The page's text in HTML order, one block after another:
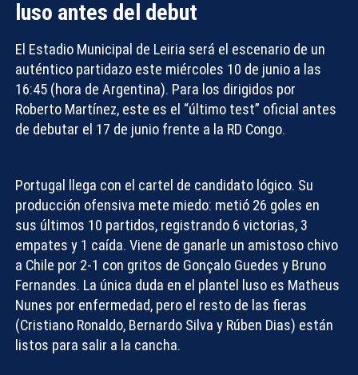
luso antes del debut
El Estadio Municipal de Leiria será el escenario de un
auténtico partidazo este miércoles 10 de junio a las
16:45 (hora de Argentina). Para los dirigidos por
Roberto Martínez, este es el “último test” oficial antes
de debutar el 17 de junio frente a la RD Congo.
Portugal
llega con el cartel de candidato lógico. Su
producción ofensiva mete miedo: metió 26 goles en
sus últimos 10 partidos, registrando 6 victorias, 3
empates y 1 caída. Viene de ganarle un amistoso chivo
a Chile por 2-1 con gritos de Gonçalo Guedes y Bruno
Fernandes. La única duda en el plantel luso es Matheus
Nunes por enfermedad, pero el resto de las fieras
(Cristiano Ronaldo, Bernardo Silva y Rúben Dias) están
listos para salir a la cancha.